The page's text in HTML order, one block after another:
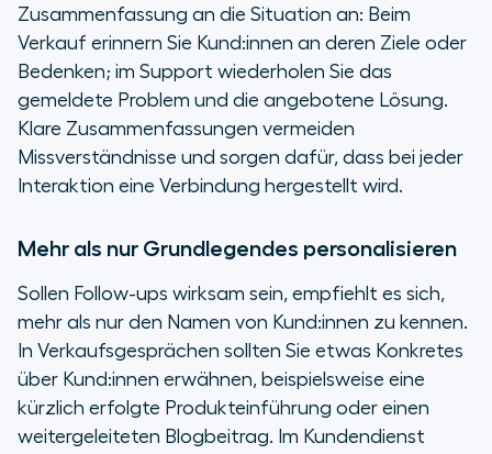
Zusammenfassung an die Situation an: Beim
Verkauf erinnern Sie Kund:innen an deren Ziele oder
Bedenken; im Support wiederholen Sie das
gemeldete Problem und die angebotene Lösung.
Klare Zusammenfassungen vermeiden
Missverständnisse und sorgen dafür, dass bei jeder
Interaktion eine Verbindung hergestellt wird.
Mehr als nur Grundlegendes personalisieren
Sollen Follow-ups wirksam sein, empfiehlt es sich,
mehr als nur den Namen von Kund:innen zu kennen.
In Verkaufsgesprächen sollten Sie etwas Konkretes
über Kund:innen erwähnen, beispielsweise eine
kürzlich erfolgte Produkteinführung oder einen
weitergeleiteten Blogbeitrag. Im Kundendienst